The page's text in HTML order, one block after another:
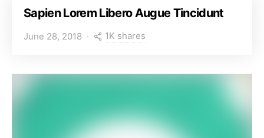
Sapien Lorem Libero Augue Tincidunt
June 28, 2018 1K shares